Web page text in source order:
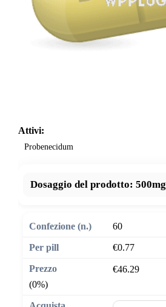
Attivi:
Probenecidum
Dosaggio del prodotto: 500mg
60
€0.77
€46.29
(0%)